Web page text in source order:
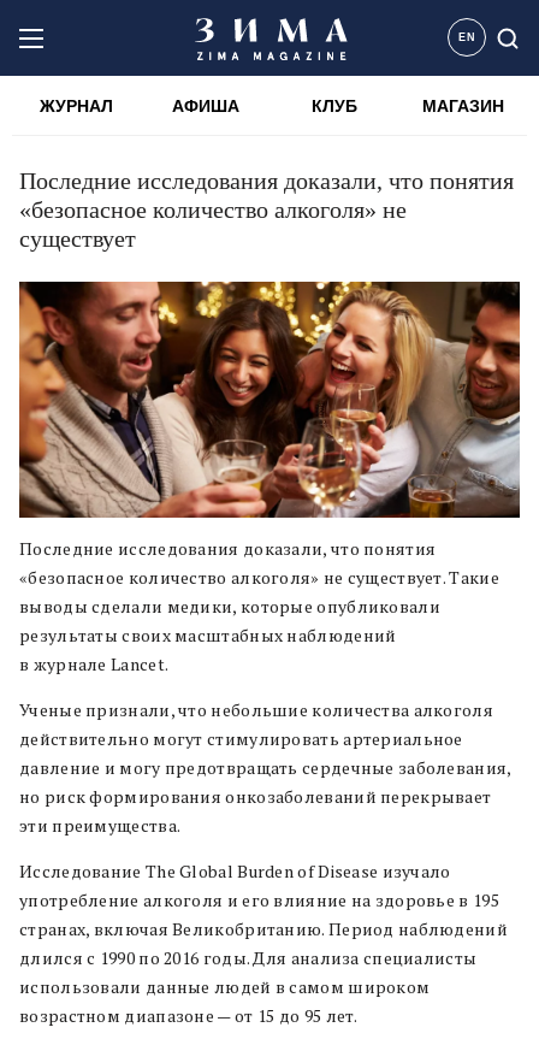
EN
ЖУРНАЛ АФИША КЛУБ МАГАЗИН
Последние исследования доказали, что понятия
«безопасное количество алкоголя» не
существует
Последние исследования доказали, что понятия
«безопасное количество алкоголя» не существует. Такие
выводы сделали медики, которые опубликовали
результаты своих масштабных наблюдений
в журнале Lancet.
Ученые признали, что небольшие количества алкоголя
действительно могут стимулировать артериальное
давление и могу предотвращать сердечные заболевания,
но риск формирования онкозаболеваний перекрывает
эти преимущества.
Исследование The Global Burden of Disease изучало
употребление алкоголя и его влияние на здоровье в 195
странах, включая Великобританию. Период наблюдений
длился с 1990 по 2016 годы. Для анализа специалисты
использовали данные людей в самом широком
возрастном диапазоне — от 15 до 95 лет.